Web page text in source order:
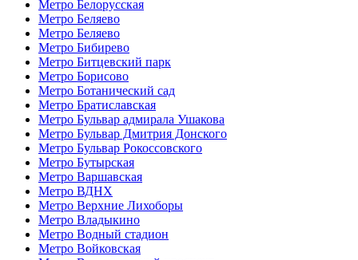
Метро Белорусская
Метро Беляево
Метро Беляево
Метро Бибирево
Метро Битцевский парк
Метро Борисово
Метро Ботанический сад
Метро Братиславская
Метро Бульвар адмирала Ушакова
Метро Бульвар Дмитрия Донского
Метро Бульвар Рокоссовского
Метро Бутырская
Метро Варшавская
Метро ВДНХ
Метро Верхние Лихоборы
Метро Владыкино
Метро Водный стадион
Метро Войковская